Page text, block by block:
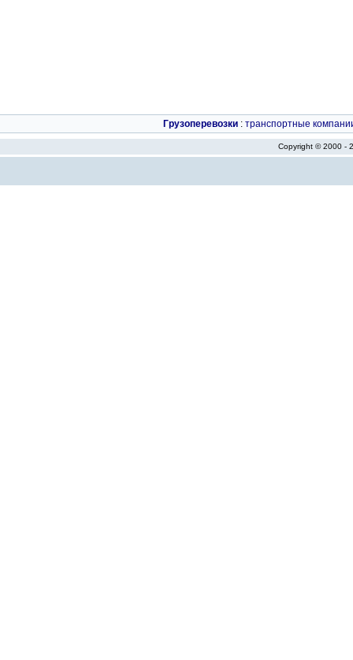
Грузоперевозки : транспортные
Copyright © 2000 -